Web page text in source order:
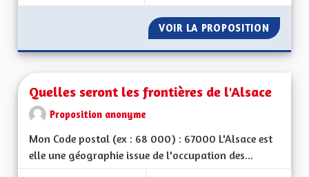
VOIR LA PROPOSITION
Quelles seront les frontières de l'Alsace
Proposition anonyme
Mon Code postal (ex : 68 000) : 67000 L'Alsace est
elle une géographie issue de l'occupation des...